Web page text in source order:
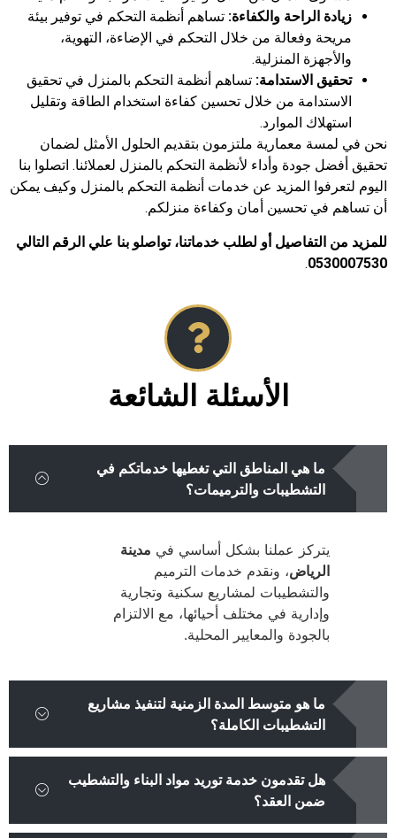
زيادة الراحة والكفاءة: تساهم أنظمة التحكم في توفير بيئة
مريحة وفعالة من خلال التحكم في الإضاءة، التهوية،
والأجهزة المنزلية.
تحقيق الاستدامة: تساهم أنظمة التحكم بالمنزل في تحقيق
الاستدامة من خلال تحسين كفاءة استخدام الطاقة وتقليل
استهلاك الموارد.
نحن في لمسة معمارية ملتزمون بتقديم الحلول الأمثل لضمان
تحقيق أفضل جودة وأداء لأنظمة التحكم بالمنزل لعملائنا. اتصلوا بنا
اليوم لتعرفوا المزيد عن خدمات أنظمة التحكم بالمنزل وكيف يمكن
أن تساهم في تحسين أمان وكفاءة منزلكم.
للمزيد من التفاصيل أو لطلب خدماتنا، تواصلو بنا علي الرقم التالي
0530007530
.
الأسئلة الشائعة
ما هي المناطق التي تغطيها خدماتكم في
التشطيبات والترميمات؟
يتركز عملنا بشكل أساسي في مدينة
الرياض، ونقدم خدمات الترميم
والتشطيبات لمشاريع سكنية وتجارية
وإدارية في مختلف أحيائها، مع الالتزام
بالجودة والمعايير المحلية.
ما هو متوسط المدة الزمنية لتنفيذ مشاريع
التشطيبات الكاملة؟
هل تقدمون خدمة توريد مواد البناء والتشطيب
ضمن العقد؟